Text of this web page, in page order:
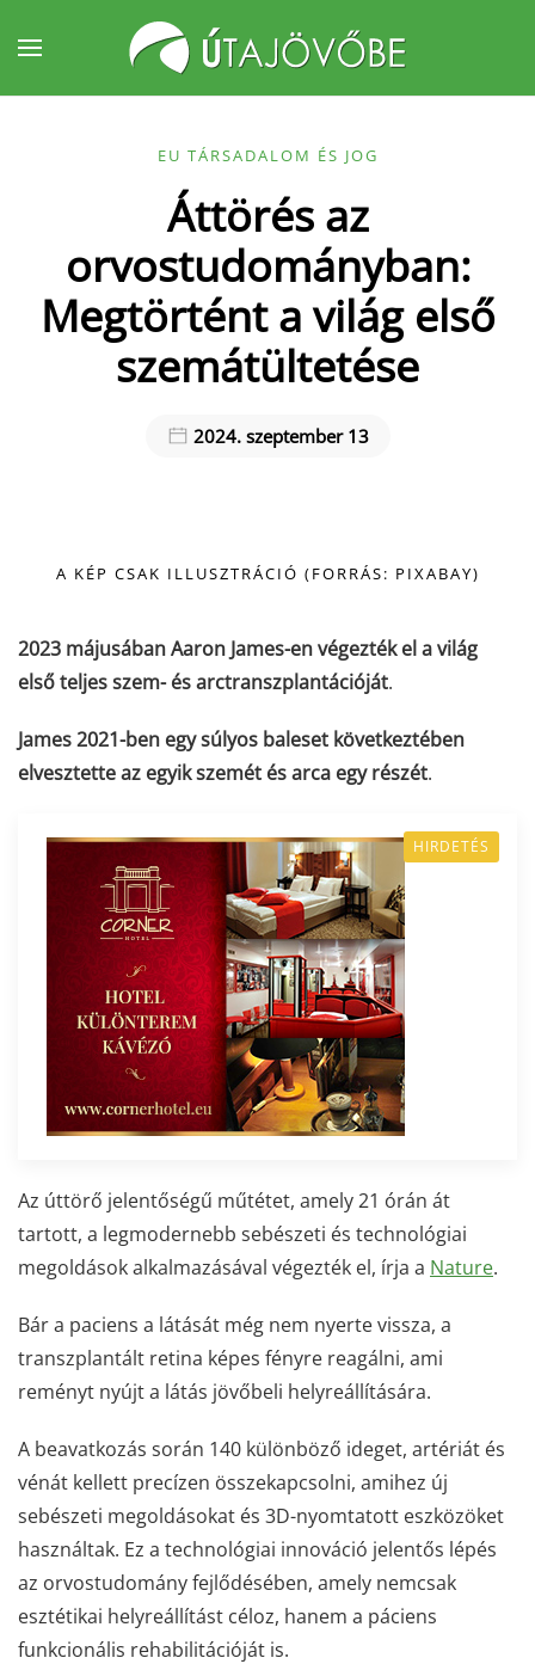
Fő tartalom átugrása
EU TÁRSADALOM ÉS JOG
Áttörés az
orvostudományban:
Megtörtént a világ első
szemátültetése
2024. szeptember 13
A KÉP CSAK ILLUSZTRÁCIÓ (FORRÁS: PIXABAY)
2023 májusában Aaron James-en végezték el a világ
első teljes szem- és arctranszplantációját.
James 2021-ben egy súlyos baleset következtében
elvesztette az egyik szemét és arca egy részét.
HIRDETÉS
Az úttörő jelentőségű műtétet, amely 21 órán át
tartott, a legmodernebb sebészeti és technológiai
megoldások alkalmazásával végezték el, írja a Nature.
Bár a paciens a látását még nem nyerte vissza, a
transzplantált retina képes fényre reagálni, ami
reményt nyújt a látás jövőbeli helyreállítására.
A beavatkozás során 140 különböző ideget, artériát és
vénát kellett precízen összekapcsolni, amihez új
sebészeti megoldásokat és 3D-nyomtatott eszközöket
használtak. Ez a technológiai innováció jelentős lépés
az orvostudomány fejlődésében, amely nemcsak
esztétikai helyreállítást céloz, hanem a páciens
funkcionális rehabilitációját is.